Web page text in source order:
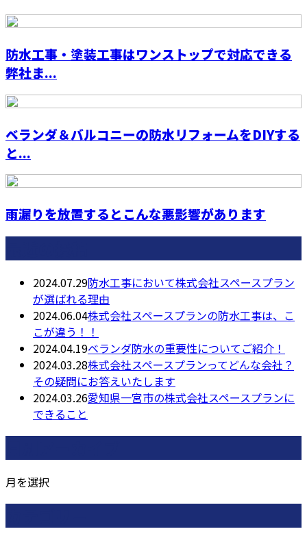
防水工事・塗装工事はワンストップで対応できる
弊社ま...
ベランダ＆バルコニーの防水リフォームをDIYする
と...
雨漏りを放置するとこんな悪影響があります
2024.07.29防水工事において株式会社スペースプラン
が選ばれる理由
2024.06.04株式会社スペースプランの防水工事は、こ
こが違う！！
2024.04.19ベランダ防水の重要性についてご紹介！
2024.03.28株式会社スペースプランってどんな会社？
その疑問にお答えいたします
2024.03.26愛知県一宮市の株式会社スペースプランに
できること
月を選択